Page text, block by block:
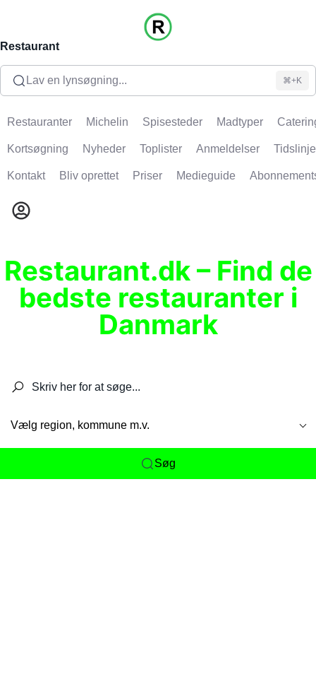
Restaurant
Lav en lynsøgning... ⌘+K
Restauranter Michelin Spisesteder Madtyper
Kortsøgning Nyheder Toplister Anmeldelser Tidslinje
Kontakt Bliv oprettet Priser Medieguide
Restaurant.dk – Find de
bedste restauranter i
Danmark
Vælg region, kommune m.v.
Søg